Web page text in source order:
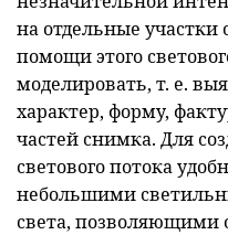
на отдельные
помощи этого
моделировать, т. е.
характер, форму,
частей снимка. Для
светового потока
небольшими
света, позволяющими